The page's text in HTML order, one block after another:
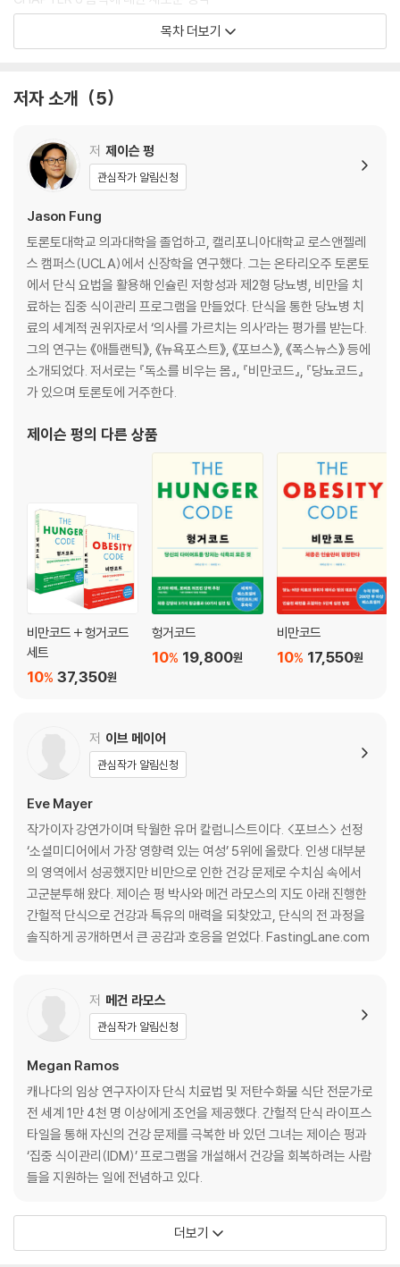
CHAPTER 9 섹스, 임신 그리고 단식
CHAPTER 11 수치심 놓아 버리기
3부 단식 계획하기
CHAPTER 12 최대한 단순하게
CHAPTER 13 간식을 끊어라
CHAPTER 14 단식 시작하기
CHAPTER 15 체중이 아니라 건강을 위해 운동하라
CHAPTER 16 죄책감 없이 마음껏 먹기
CHAPTER 17 목표 달성 그리고 그 이후
4 단식 문제 해결하기
CHAPTER 18 건강 문제 해결하기
CHAPTER 20 사회생활하면서 단식하기
CHAPTER 21 다시 제자리로 돌아오기
CHAPTER 23 새로운 삶을 산다는 것
* 후기 : 비만 대사 수술을 고민하는 사람들에게
* 감사의 글
* 단식 용어
* 참고 문헌
목차 더보기
저자 소개 5
저 제이슨 펑
관심작가 알림신청
Jason Fung
토론토대학교 의과대학을 졸업하고, 캘리포니아대학교 로스앤젤레
스 캠퍼스(UCLA)에서 신장학을 연구했다. 그는 온타리오주 토론토
에서 단식 요법을 활용해 인슐린 저항성과 제2형 당뇨병, 비만을 치
료하는 집중 식이관리 프로그램을 만들었다. 단식을 통한 당뇨병 치
료의 세계적 권위자로서 ‘의사를 가르치는 의사’라는 평가를 받는다.
그의 연구는 《애틀랜틱》, 《뉴욕포스트》, 《포브스》, 《폭스뉴스》 등에
소개되었다. 저서로는 『독소를 비우는 몸』, 『비만코드』, 『당뇨코드』
가 있으며 토론토에 거주한다.
제이슨 펑의 다른 상품
비만코드 + 헝거코드
세트
37,350원
10%
헝거코드
19,800원
10%
비만코드
17,550원
10%
저 이브 메이어
관심작가 알림신청
Eve Mayer
작가이자 강연가이며 탁월한 유머 칼럼니스트이다. <포브스> 선정
‘소셜미디어에서 가장 영향력 있는 여성’ 5위에 올랐다. 인생 대부분
의 영역에서 성공했지만 비만으로 인한 건강 문제로 수치심 속에서
고군분투해 왔다. 제이슨 펑 박사와 메건 라모스의 지도 아래 진행한
간헐적 단식으로 건강과 특유의 매력을 되찾았고, 단식의 전 과정을
솔직하게 공개하면서 큰 공감과 호응을 얻었다. FastingLane.com
저 메건 라모스
관심작가 알림신청
Megan Ramos
캐나다의 임상 연구자이자 단식 치료법 및 저탄수화물 식단 전문가로
전 세계 1만 4천 명 이상에게 조언을 제공했다. 간헐적 단식 라이프스
타일을 통해 자신의 건강 문제를 극복한 바 있던 그녀는 제이슨 펑과
‘집중 식이관리(IDM)’ 프로그램을 개설해서 건강을 회복하려는 사람
들을 지원하는 일에 전념하고 있다.
더보기